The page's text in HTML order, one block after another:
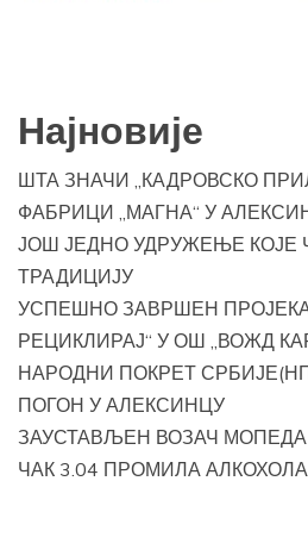
Најновије
ШТА ЗНАЧИ „КАДРОВСКО
ФАБРИЦИ „МАГНА“ У
ЈОШ ЈЕДНО УДРУЖЕЊЕ КОЈЕ
ТРАДИЦИЈУ
УСПЕШНО ЗАВРШЕН
РЕЦИКЛИРАЈ“ У ОШ „ВОЖД
НАРОДНИ ПОКРЕТ
ПОГОН У АЛЕКСИНЦУ
ЗАУСТАВЉЕН ВОЗАЧ
ЧАК 3.04 ПРОМИЛА АЛКОХОЛА